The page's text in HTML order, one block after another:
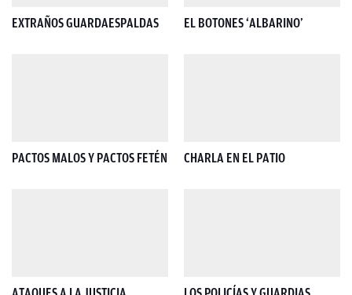
EXTRAÑOS GUARDAESPALDAS EL BOTONES ‘ALBARINO’
PACTOS MALOS Y PACTOS FETÉN CHARLA EN EL PATIO